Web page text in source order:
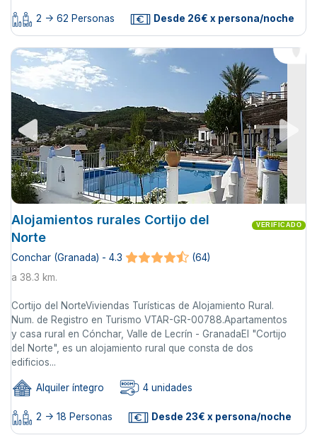
2 -> 62 Personas Desde 26€ x persona/noche
Alojamientos rurales Cortijo del
Norte
VERIFICADO
Conchar (Granada) - 4.3
(64)
a 38.3 km.
Cortijo del NorteViviendas Turísticas de Alojamiento Rural.
Num. de Registro en Turismo VTAR-GR-00788.Apartamentos
y casa rural en Cónchar, Valle de Lecrín - GranadaEl "Cortijo
del Norte", es un alojamiento rural que consta de dos
edificios...
Alquiler íntegro 4 unidades
2 -> 18 Personas Desde 23€ x persona/noche